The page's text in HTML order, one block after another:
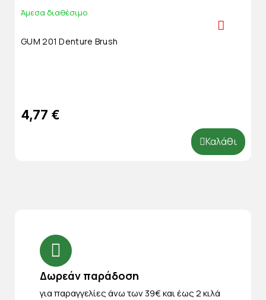
Άμεσα διαθέσιμο
GUM 201 Denture Brush
4,77 €
Καλάθι
Δωρεάν παράδοση
για παραγγελίες άνω των 39€ και έως 2 κιλά